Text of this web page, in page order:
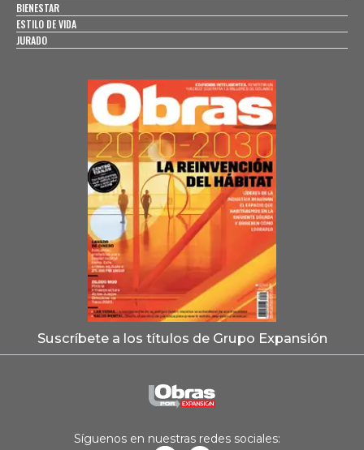
BIENESTAR
ESTILO DE VIDA
JURADO
Suscríbete a los títulos de Grupo Expansión
Síguenos en nuestras redes sociales: